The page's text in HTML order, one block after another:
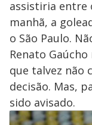
assistiria entre
manhã, a
o São Paulo.
Renato
que talvez não
decisão. Mas,
sido avisado.